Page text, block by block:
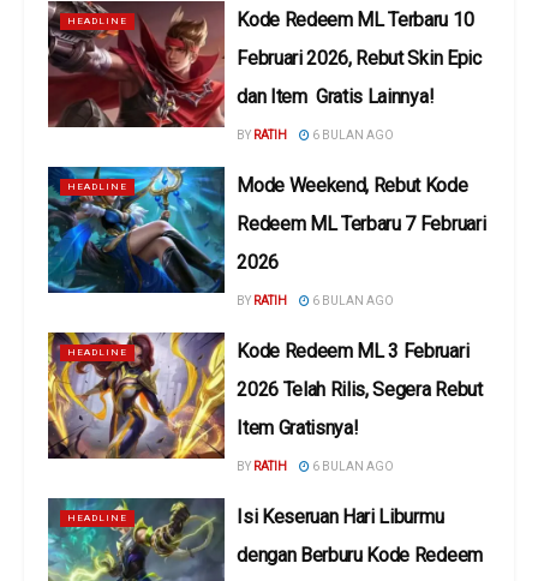
HEADLINE
Kode Redeem ML Terbaru 10
Februari 2026, Rebut Skin Epic
dan Item Gratis Lainnya!
BY RATIH 6 BULAN AGO
HEADLINE
Mode Weekend, Rebut Kode
Redeem ML Terbaru 7 Februari
2026
BY RATIH 6 BULAN AGO
HEADLINE
Kode Redeem ML 3 Februari
2026 Telah Rilis, Segera Rebut
Item Gratisnya!
BY RATIH 6 BULAN AGO
HEADLINE
Isi Keseruan Hari Liburmu
dengan Berburu Kode Redeem